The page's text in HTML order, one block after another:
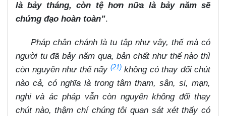
là bảy tháng, còn tệ hơn nữa là bảy năm sẽ
chứng đạo hoàn toàn”.
Pháp chân chánh là tu tập như vậy, thế mà có
người tu đã bảy năm qua, bản chất như thế nào thì
còn nguyên như thế nấy (21)không có thay đổi chút
nào cả, có nghĩa là trong tâm tham, sân, si, mạn,
nghi và ác pháp vẫn còn nguyên không đổi thay
chút nào, thậm chí chúng tôi quan sát xét thấy có